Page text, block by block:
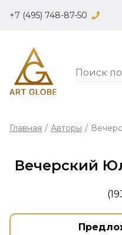
+7 (495) 748-87-50
Главная / Авторы /
Вечерский